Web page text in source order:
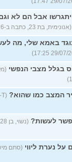
יתגרשו אבל הם לא
(אנונימית, בת 23, כתבה ב-29/07/26 17:36)
באמא שלי, מה
בגלל מצבי הנפשי
המצב כמו שהוא?
לעשות?
נערת ליווי